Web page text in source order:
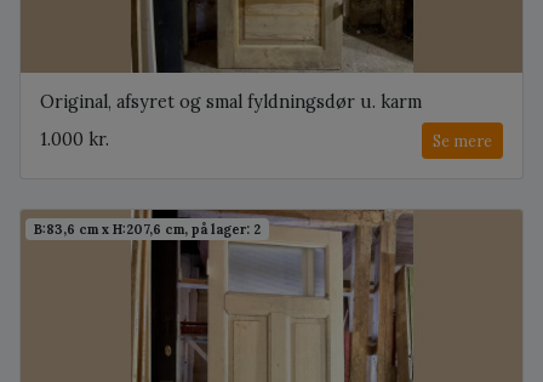
Original, afsyret og smal fyldningsdør u. karm
1.000 kr.
Se mere
B:83,6 cm x H:207,6 cm, på lager: 2